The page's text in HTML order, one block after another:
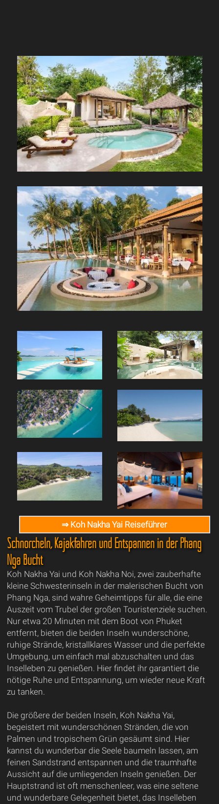
⇒ Koh Nakha Yai Reiseführer
Schnorcheln, Kajakfahren und Entspannen in der Phang
Nga Bucht
Koh Nakha Yai und Koh Nakha Noi, zwei zauberhafte
kleine Schwesterinseln in der malerischen Bucht von
Phang Nga, sind wahre Geheimtipps für alle, die eine
Auszeit vom Trubel der großen Touristenziele suchen.
Nur etwa 20 Minuten mit dem Boot von Phuket
entfernt, bieten die beiden Inseln wunderschöne,
ruhige Strände, kristallklares Wasser und die perfekte
Umgebung, um einfach mal abzuschalten und das
Inselleben zu genießen. Hier findet ihr garantiert die
nötige Ruhe und Entspannung, um wieder neue Kraft
zu tanken.
Die größere der beiden Inseln, Koh Nakha Yai,
begeistert mit wunderschönen Stränden, die von
Palmen und tropischem Grün gesäumt sind. Hier
kannst du wunderbar die Seele baumeln lassen, am
feinen Sandstrand entspannen und die traumhafte
Aussicht auf die umliegenden Inseln genießen. Der
Hauptstrand ist oft menschenleer, was eine seltene
und wunderbare Gelegenheit bietet, das Inselleben